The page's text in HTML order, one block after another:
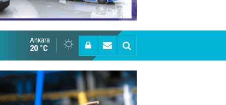
Cottonhill покоряет мировые рынки
Ankara
20 °C